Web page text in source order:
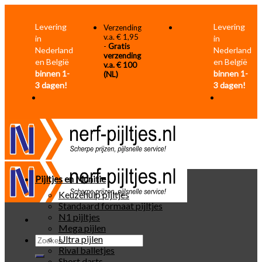
Levering
in
Nederland
en België
binnen 1-
3 dagen!
Verzending
v.a. € 1,95
- Gratis
verzending
v.a. € 100
(NL)
Levering
in
Nederland
en België
binnen 1-
3 dagen!
Zoeken
naar:
Pijltjes en Munitie
Keuzehulp pijltjes
Standaard formaat pijltjes
N1 pijltjes
Mega pijlen
Ultra pijlen
Rival balletjes